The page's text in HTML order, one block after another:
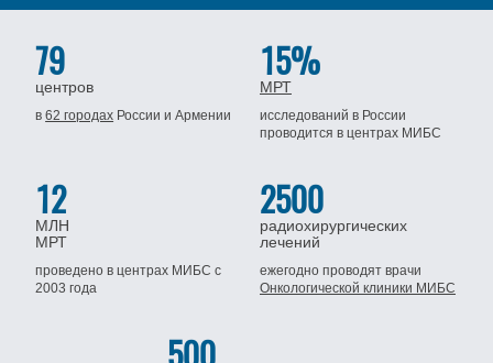
79
центров
в62 городах Россиии Армении
15%
МРТ
исследований в России
проводится в центрах МИБС
12
МЛН
МРТ
проведено в центрах МИБСс
2003 года
2500
радиохирургических
лечений
ежегодно проводят врачи
Онкологической клиники МИБС